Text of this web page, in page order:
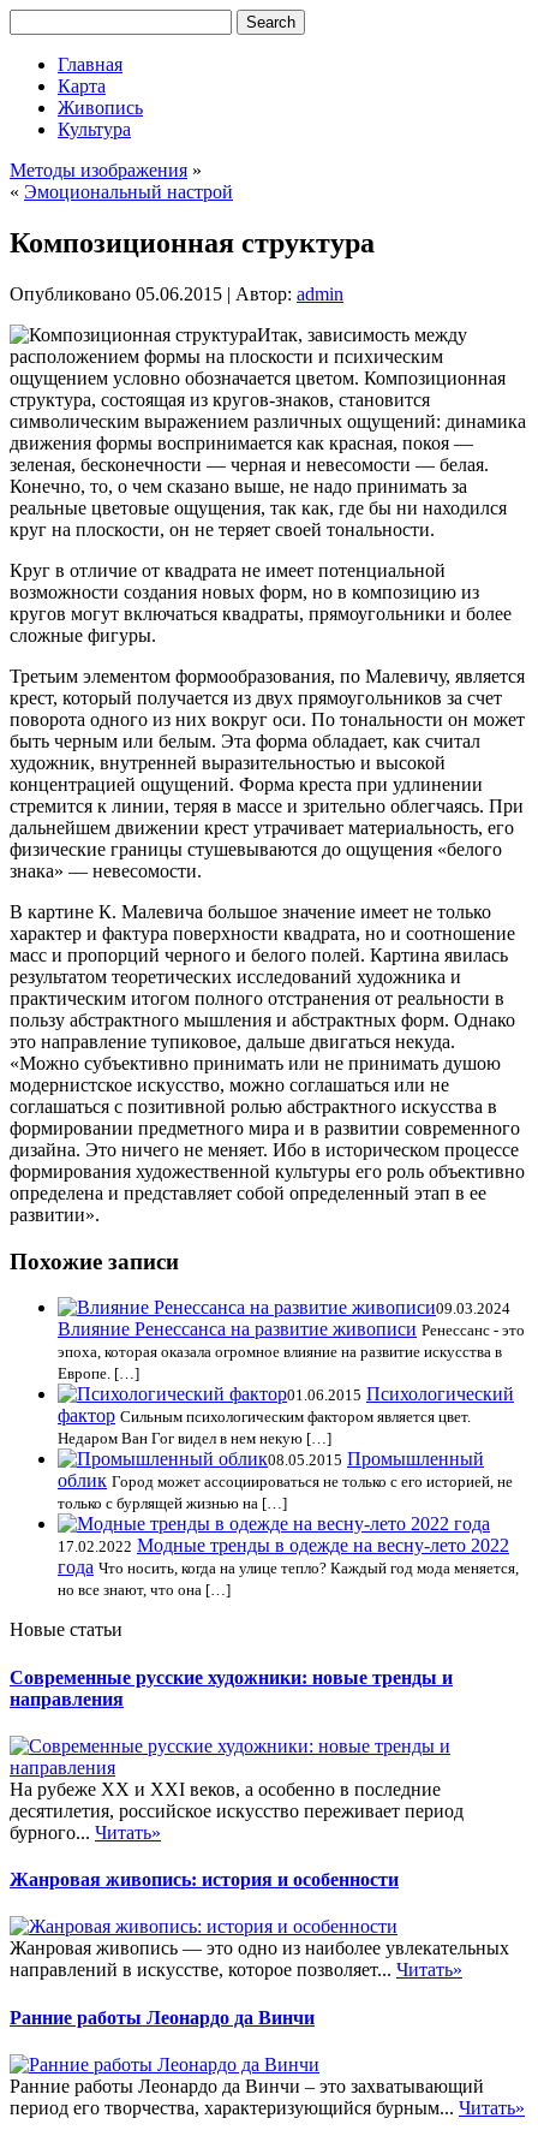
Главная
Карта
Живопись
Культура
Методы изображения »
« Эмоциональный настрой
Композиционная структура
Опубликовано 05.06.2015 | Автор: admin
Итак, зависимость между
расположением формы на плоскости и психическим
ощущением условно обозначается цветом. Композиционная
структура, состоящая из кругов-знаков, становится
символическим выражением различных ощущений: динамика
движения формы воспринимается как красная, покоя —
зеленая, бесконечности — черная и невесомости — белая.
Конечно, то, о чем сказано выше, не надо принимать за
реальные цветовые ощущения, так как, где бы ни находился
круг на плоскости, он не теряет своей тональности.
Круг в отличие от квадрата не имеет потенциальной
возможности создания новых форм, но в композицию из
кругов могут включаться квадраты, прямоугольники и более
сложные фигуры.
Третьим элементом формообразования, по Малевичу, является
крест, который получается из двух прямоугольников за счет
поворота одного из них вокруг оси. По тональности он может
быть черным или белым. Эта форма обладает, как считал
художник, внутренней выразительностью и высокой
концентрацией ощущений. Форма креста при удлинении
стремится к линии, теряя в массе и зрительно облегчаясь. При
дальнейшем движении крест утрачивает материальность, его
физические границы стушевываются до ощущения «белого
знака» — невесомости.
В картине К. Малевича большое значение имеет не только
характер и фактура поверхности квадрата, но и соотношение
масс и пропорций черного и белого полей. Картина явилась
результатом теоретических исследований художника и
практическим итогом полного отстранения от реальности в
пользу абстрактного мышления и абстрактных форм. Однако
это направление тупиковое, дальше двигаться некуда.
«Можно субъективно принимать или не принимать душою
модернистское искусство, можно соглашаться или не
соглашаться с позитивной ролью абстрактного искусства в
формировании предметного мира и в развитии современного
дизайна. Это ничего не меняет. Ибо в историческом процессе
формирования художественной культуры его роль объективно
определена и представляет собой определенный этап в ее
развитии».
Похожие записи
09.03.2024
Влияние Ренессанса на развитие живописи Ренессанс - это
эпоха, которая оказала огромное влияние на развитие искусства в
Европе. […]
01.06.2015 Психологический
фактор Сильным психологическим фактором является цвет.
Недаром Ван Гог видел в нем некую […]
08.05.2015 Промышленный
облик Город может ассоциироваться не только с его историей, не
только с бурлящей жизнью на […]
17.02.2022 Модные тренды в одежде на весну-лето 2022
года Что носить, когда на улице тепло? Каждый год мода меняется,
но все знают, что она […]
Новые статьи
Современные русские художники: новые тренды и
направления
На рубеже XX и XXI веков, а особенно в последние
десятилетия, российское искусство переживает период
бурного... Читать»
Жанровая живопись: история и особенности
Жанровая живопись — это одно из наиболее увлекательных
направлений в искусстве, которое позволяет... Читать»
Ранние работы Леонардо да Винчи
Ранние работы Леонардо да Винчи – это захватывающий
период его творчества, характеризующийся бурным... Читать»